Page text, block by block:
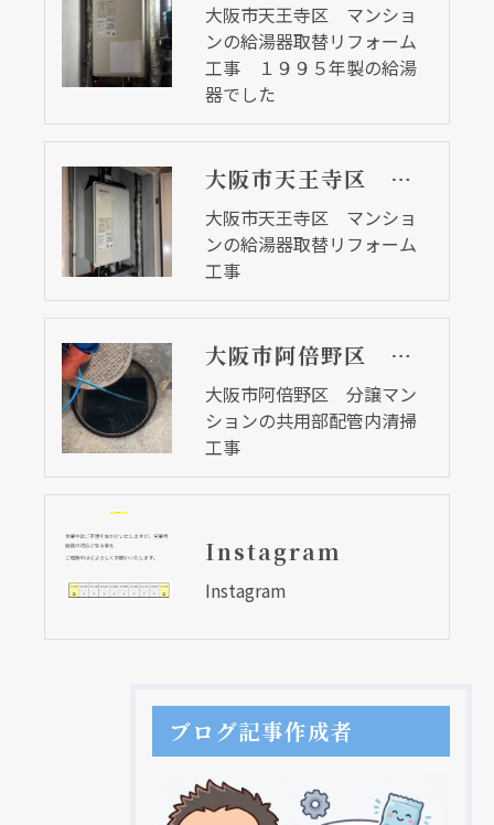
大阪市天王寺区 マンショ
ンの給湯器取替リフォーム
工事 １９９５年製の給湯
器でした
大阪市天王寺区 マンションの給湯器取替リフォーム工事
大阪市天王寺区 マンショ
ンの給湯器取替リフォーム
工事
大阪市阿倍野区 分譲マンションの共用部配管内清掃工事
大阪市阿倍野区 分譲マン
ションの共用部配管内清掃
工事
Instagram
Instagram
ブログ記事作成者